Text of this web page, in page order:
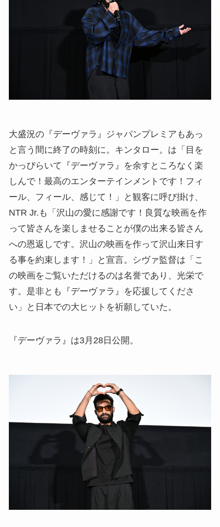
大盛況の『デーヴァラ』ジャパンプレミアもあっ
と言う間に終了の時刻に。キンタロー。は「目を
かっぴらいて『デーヴァラ』を余すところなく楽
しんで！最高のエンターテインメントです！フィ
ール、フィール、感じて！」と観客に呼び掛け、
NTR Jr.も「沢山の愛に感謝です！良質な映画を作
って皆さんを楽しませることが僕の出来る皆さん
への恩返しです。沢山の映画を作って沢山来日す
る事を約束します！」と宣言。シヴァ監督は「こ
の映画をご覧いただけるのは名誉であり、光栄で
す。是非とも『デーヴァラ』を応援してくださ
い」と日本での大ヒットを祈願していた。
『デーヴァラ』は3月28日公開。